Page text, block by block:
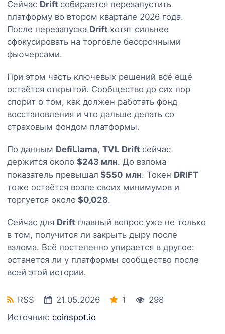
Сейчас Drift собирается перезапустить
платформу во втором квартале 2026 года.
После перезапуска Drift хотят сильнее
сфокусировать на торговле бессрочными
фьючерсами.
При этом часть ключевых решений всё ещё
остаётся открытой. Сообщество до сих пор
спорит о том, как должен работать фонд
восстановления и что дальше делать со
страховым фондом платформы.
По данным DefiLlama, TVL Drift сейчас
держится около $243 млн. До взлома
показатель превышал $550 млн. Токен DRIFT
тоже остаётся возле своих минимумов и
торгуется около $0,028.
Сейчас для Drift главный вопрос уже не только
в том, получится ли закрыть дыру после
взлома. Всё постепенно упирается в другое:
останется ли у платформы сообщество после
всей этой истории.
RSS 21.05.2026 1
298
Источник: coinspot.io